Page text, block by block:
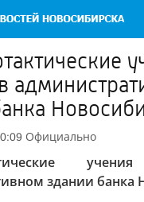
Официально
здании банка